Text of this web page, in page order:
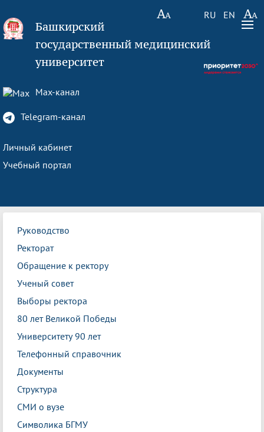
RU EN
Башкирский
государственный медицинский
университет
Max-канал
Telegram-канал
Личный кабинет
Учебный портал
Руководство
Ректорат
Обращение к ректору
Ученый совет
Выборы ректора
80 лет Великой Победы
Университету 90 лет
Телефонный справочник
Документы
Структура
СМИ о вузе
Символика БГМУ